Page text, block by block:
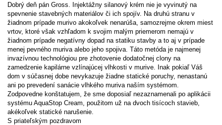
Dobrý deň pán Gross. Injektážny silanový krém nie je vyvinutý na
spevnenie stavebných materiálov či ich spojív. Na druhú stranu v
žiadnom prípade murivo akokoľvek nenarúša, samozrejme okrem miest
vrtov, ktoré však vzhľadom k svojim malým priemerom nemajú v
žiadnom prípade negatívny dopad na statiku stavby a to aj v prípade
menej pevného muriva alebo jeho spojiva. Táto metóda je najmenej
invazívnou technológiou pre zhotovenie dodatočnej clony na
zamedzenie kapilárne vzlínajúcej vlhkosti v murive. Inak pokiaľ Váš
dom v súčasnej dobe nevykazuje žiadne statické poruchy, nenastanú
ani po prevedení sanácie vlhkého muriva naším systémom.
Zodpovedne konštatujem, že sme doposiaľ nezaznamenali po aplikácii
systému AquaStop Cream, použitom už na dvoch tisícoch stavieb,
akékoľvek statické narušenie.
S priateľským pozdravom